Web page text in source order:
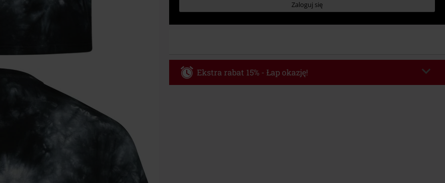
Zaloguj się
Ekstra rabat 15% - Łap okazję!